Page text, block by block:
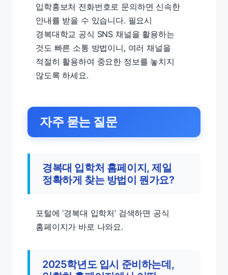
입학홍보처 전화번호로 문의하면 신속한
안내를 받을 수 있습니다. 필요시
경복대학교 공식 SNS 채널을 활용하는
것도 빠른 소통 방법이니, 여러 채널을
적절히 활용하여 중요한 정보를 놓치지
않도록 하세요.
자주 묻는 질문
경복대 입학처 홈페이지, 제일
정확하게 찾는 방법이 뭔가요?
포털에 ‘경복대 입학처’ 검색하면 공식
홈페이지가 바로 나와요.
2025학년도 입시 준비하는데,